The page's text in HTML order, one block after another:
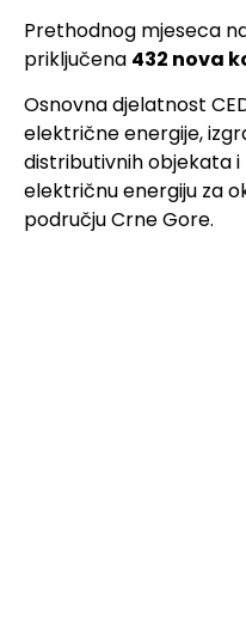
Prethodnog mjeseca
priključena 432 nova
Osnovna djelatnost
električne energije,
distributivnih objekata i
električnu energiju za
području Crne Gore.